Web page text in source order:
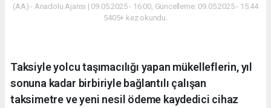
(AA) - Anadolu Ajansı | 09.05.2025 - 16:00, Güncelleme: 09.05.2025 - 15:44
5405+ kez okundu.
Taksiyle yolcu taşımacılığı yapan mükelleflerin, yıl
sonuna kadar birbiriyle bağlantılı çalışan
taksimetre ve yeni nesil ödeme kaydedici cihaz